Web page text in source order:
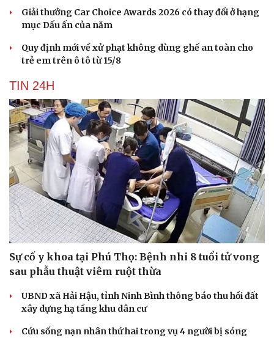
Giải thưởng Car Choice Awards 2026 có thay đổi ở hạng
mục Dấu ấn của năm
Quy định mới về xử phạt không dùng ghế an toàn cho
trẻ em trên ô tô từ 15/8
TIN 24H
Sự cố y khoa tại Phú Thọ: Bệnh nhi 8 tuổi tử vong
sau phẫu thuật viêm ruột thừa
UBND xã Hải Hậu, tỉnh Ninh Bình thông báo thu hồi đất
xây dựng hạ tầng khu dân cư
Cứu sống nạn nhân thứ hai trong vụ 4 người bị sóng